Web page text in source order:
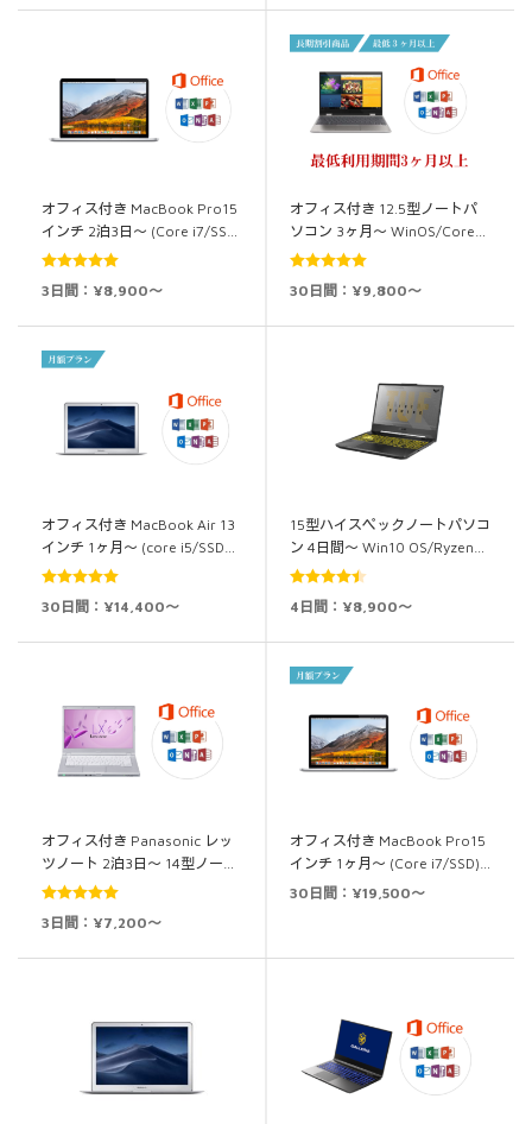
オフィス付き MacBook Pro15
インチ 2泊3日～ (Core i7/SS…
5段階中
3日間：¥8,900～
オフィス付き 12.5型ノートパ
ソコン 3ヶ月～ WinOS/Core…
5段階中 5.00
30日間：¥9,800～
オフィス付き MacBook Air 13
インチ 1ヶ月～ (core i5/SSD…
5段階中 5.00
30日間：¥14,400～
15型ハイスペックノートパソコ
ン 4日間～ Win10 OS/Ryzen…
5段階中
4日間：¥8,900～
オフィス付き Panasonic レッ
ツノート 2泊3日～ 14型ノー…
5段階中
3日間：¥7,200～
オフィス付き MacBook Pro15
インチ 1ヶ月～ (Core i7/SSD)…
30日間：¥19,500～